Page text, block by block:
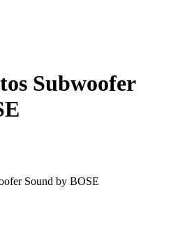
Subwoofer
Sound by BOSE